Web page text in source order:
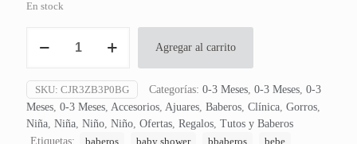
En stock
3
Piezas
My
Zebra
Agregar al carrito
SKU: CJR3ZB3P0BG Categorías: 0-3 Meses, 0-3 Meses, 0-3
Meses, 0-3 Meses, Accesorios, Ajuares, Baberos, Clínica, Gorros,
Niña, Niña, Niño, Niño, Ofertas, Regalos, Tutos y Baberos
Etiquetas:
baberos baby shower bbaberos
bebe